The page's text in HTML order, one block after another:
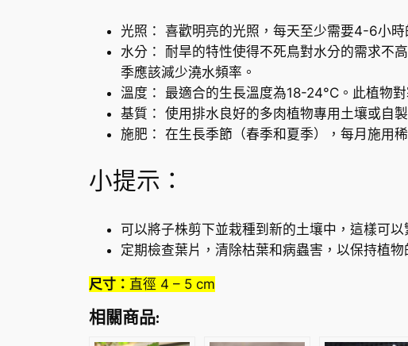
光照： 喜歡明亮的光照，每天至少需要4-6小
水分： 耐旱的特性使得不死鳥對水分的需求不
季應該減少澆水頻率。
溫度： 最適合的生長溫度為18-24°C。此植物
基質： 使用排水良好的多肉植物專用土壤或自
施肥： 在生長季節（春季和夏季），每月施用
小提示：
可以將子株剪下並栽種到新的土壤中，這樣可以
定期檢查葉片，清除枯葉和病蟲害，以保持植物
尺寸： 直徑 4 – 5 cm
相關商品: